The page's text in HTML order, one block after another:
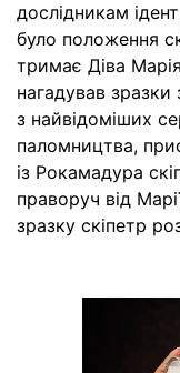
дослідникам
було положення
тримає Діва
нагадував
з найвідоміших
паломництва,
із Рокамадура
праворуч від
зразку скіпетр